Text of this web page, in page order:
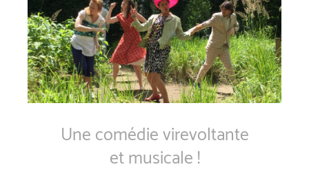
Une comédie virevoltante
et musicale !